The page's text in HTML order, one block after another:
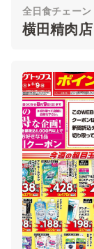
全日食チェーン
横田精肉店